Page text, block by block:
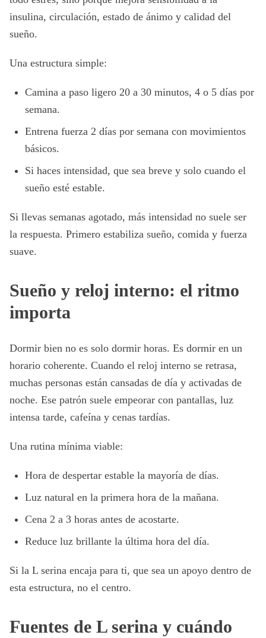
insulina, circulación, estado de ánimo y calidad del
sueño.
Una estructura simple:
Camina a paso ligero 20 a 30 minutos, 4 o 5 días por
semana.
Entrena fuerza 2 días por semana con movimientos
básicos.
Si haces intensidad, que sea breve y solo cuando el
sueño esté estable.
Si llevas semanas agotado, más intensidad no suele ser
la respuesta. Primero estabiliza sueño, comida y fuerza
suave.
Sueño y reloj interno: el ritmo
importa
Dormir bien no es solo dormir horas. Es dormir en un
horario coherente. Cuando el reloj interno se retrasa,
muchas personas están cansadas de día y activadas de
noche. Ese patrón suele empeorar con pantallas, luz
intensa tarde, cafeína y cenas tardías.
Una rutina mínima viable:
Hora de despertar estable la mayoría de días.
Luz natural en la primera hora de la mañana.
Cena 2 a 3 horas antes de acostarte.
Reduce luz brillante la última hora del día.
Si la L serina encaja para ti, que sea un apoyo dentro de
esta estructura, no el centro.
Fuentes de L serina y cuándo